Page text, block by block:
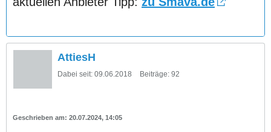
AttiesH
Dabei seit: 09.06.2018 Beiträge: 92
20.07.2024, 14:05